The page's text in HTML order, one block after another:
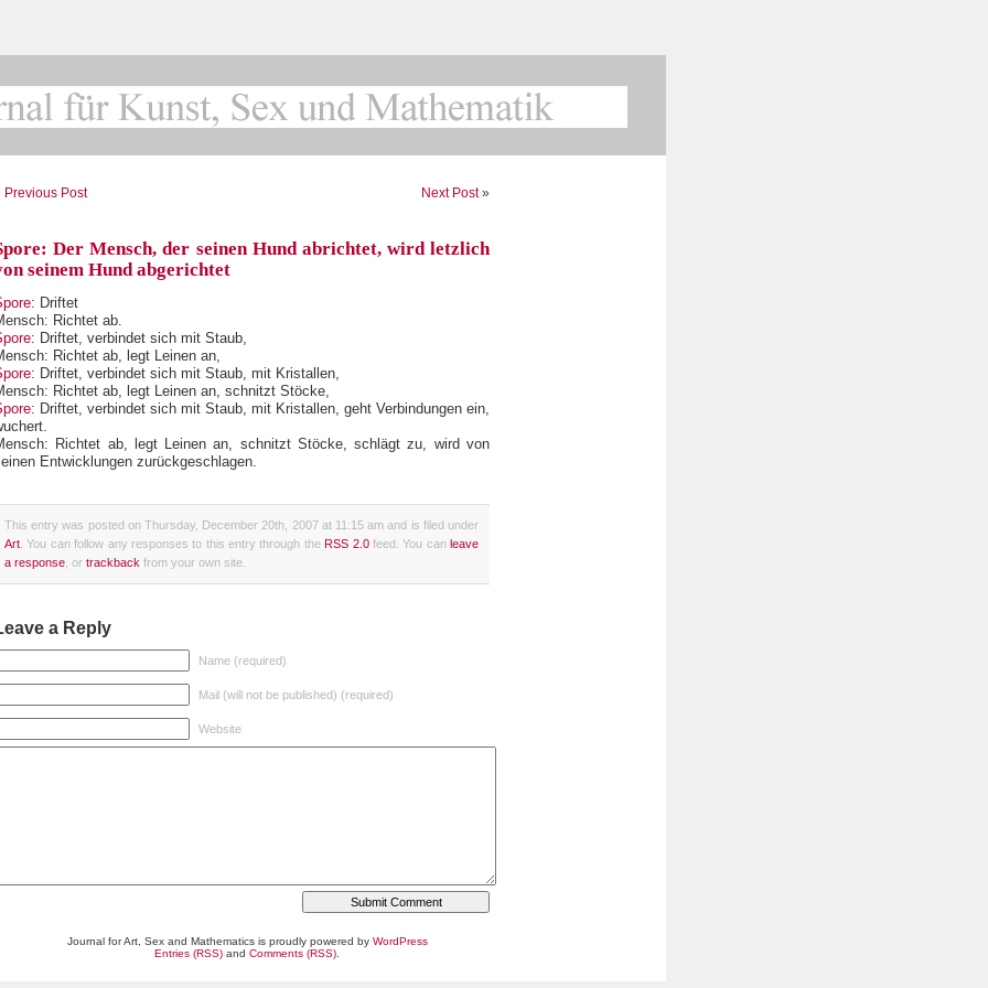
Previous Post Next Post»
Der Mensch, der seinen Hund abrichtet, wird letzlich
seinem Hund abgerichtet
: Driftet
Richtet ab.
: Driftet, verbindet sich mit Staub,
Richtet ab, legt Leinen an,
: Driftet, verbindet sich mit Staub, mit Kristallen,
Richtet ab, legt Leinen an, schnitzt Stöcke,
: Driftet, verbindet sich mit Staub, mit Kristallen, geht Verbindungen ein,
Richtet ab, legt Leinen an, schnitzt Stöcke, schlägt zu, wird von
Entwicklungen zurückgeschlagen.
This entry was posted on Thursday, December 20th, 2007 at 11:15 am and is filed under
Art . You can follow any responses to this entry through theRSS 2.0feed. You can leave
a response , or trackback from your own site.
a Reply
Name (required)
Mail (will not be published) (required)
Website
Journal for Art, Sex and Mathematics is proudly powered by WordPress
Entries (RSS) and Comments (RSS)